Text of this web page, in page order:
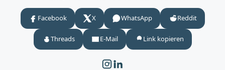
Facebook X WhatsApp Reddit
Threads E-Mail Link kopieren